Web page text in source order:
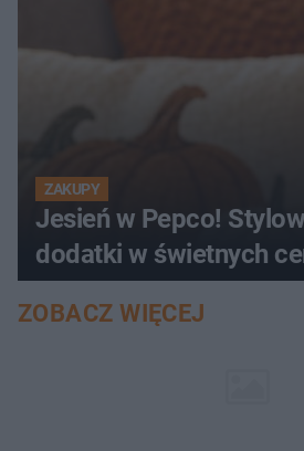
ZAKUPY
Jesień w Pepco!
dodatki w świetnych
ZOBACZ WIĘCEJ